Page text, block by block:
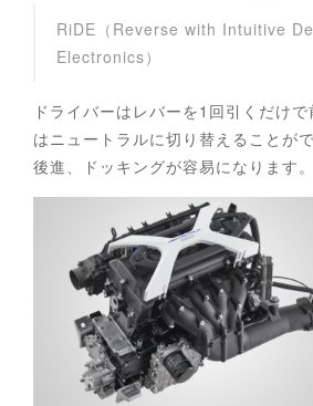
RiDE（Reverse with Intuitive
Electronics）
ドライバーはレバーを1回引くだけ
はニュートラルに切り替えることが
後進、ドッキングが容易になります。